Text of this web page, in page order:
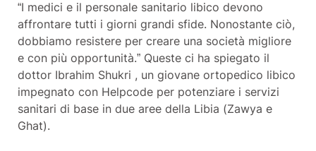
“I medici e il personale sanitario libico devono
affrontare tutti i giorni grandi sfide. Nonostante ciò,
dobbiamo resistere per creare una società migliore
e con più opportunità.” Queste ci ha spiegato il
dottor Ibrahim Shukri , un giovane ortopedico libico
impegnato con Helpcode per potenziare i servizi
sanitari di base in due aree della Libia (Zawya e
Ghat).